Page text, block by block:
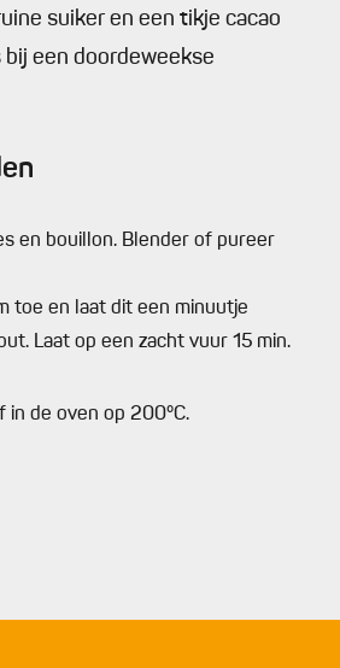
suiker en een tikje cacao
een doordeweekse
en bouillon. Blender of pureer
toe en laat dit een minuutje
Laat op een zacht vuur 15 min.
de oven op 200°C.